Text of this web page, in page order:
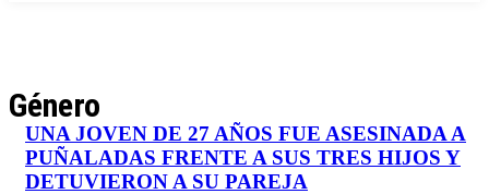
Género
UNA JOVEN DE 27 AÑOS FUE ASESINADA A
PUÑALADAS FRENTE A SUS TRES HIJOS Y
DETUVIERON A SU PAREJA